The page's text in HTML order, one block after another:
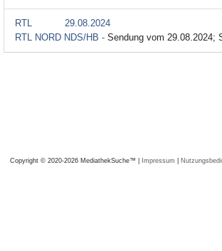
RTL
29.08.2024
RTL NORD NDS/HB - Sendung vom 29.08.2024;
Copyright © 2020-2026 MediathekSuche™ | Impressum |